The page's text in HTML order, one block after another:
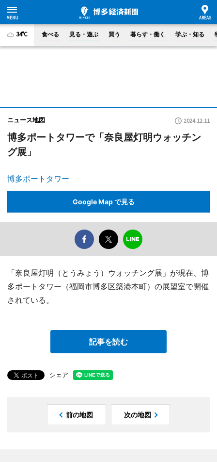
34°C 食べる 見る・遊ぶ 買う 暮らす・働く 学ぶ・知る
ニュース地図 2024.12.11
博多ポートタワーで「奈良屋灯明ウォッチン
グ展」
博多ポートタワー
Google Map で見る
「奈良屋灯明（とうみょう）ウォッチング展」が現在、博
多ポートタワー（福岡市博多区築港本町）の展望室で開催
されている。
記事を読む
シェア
前の地図 次の地図